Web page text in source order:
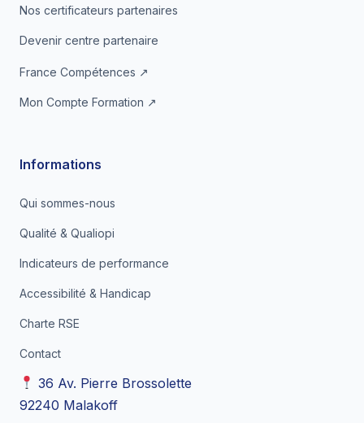
Nos certificateurs partenaires
Devenir centre partenaire
France Compétences ↗
Mon Compte Formation ↗
Informations
Qui sommes-nous
Qualité & Qualiopi
Indicateurs de performance
Accessibilité & Handicap
Charte RSE
Contact
36 Av. Pierre Brossolette
92240 Malakoff